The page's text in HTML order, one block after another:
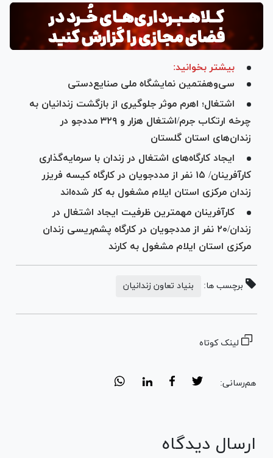
بیشتر بخوانید:
سی‌و‌هفتمین نمایشگاه ملی صنایع‌دستی
اشتغال؛ اهرم موثر جلوگیری از بازگشت زندانیان به
چرخه ارتکاب جرم/اشتغال هزار و ۳۲۹ مددجو در
زندان‌های استان گلستان
ایجاد کارگاه‌های اشتغال در زندان با سرمایه‌گذاری
کارآفرینان/ ۱۵ نفر از مددجویان در کارگاه کیسه فریزر
زندان مرکزی استان ایلام مشغول به کار شده‌اند
کار‌آفرینان مهمترین ظرفیت ایجاد اشتغال در
زندان/۲۰ نفر از مددجویان در کارگاه پشم‌ریسی زندان
مرکزی استان ایلام مشغول به کارند
برچسب ها: بنیاد تعاون زندانیان
لینک کوتاه
هم‌رسانی:
ارسال دیدگاه